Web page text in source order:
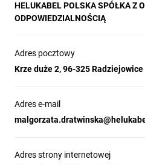
HELUKABEL POLSKA SPÓŁKA Z
ODPOWIEDZIALNOŚCIĄ
Adres pocztowy
Krze duże 2, 96-325 Radziejowice
Adres e-mail
Adres strony internetowej